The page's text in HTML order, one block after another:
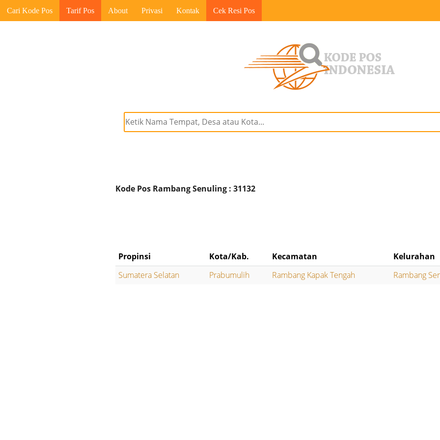
Cari Kode Pos Tarif Pos About Privasi Kontak Cek Resi Pos
Kode Pos Rambang Senuling : 31132
Propinsi Kota/Kab. Kecamatan
Kelurahan
Sumatera Selatan
Prabumulih Rambang Kapak Tengah Rambang